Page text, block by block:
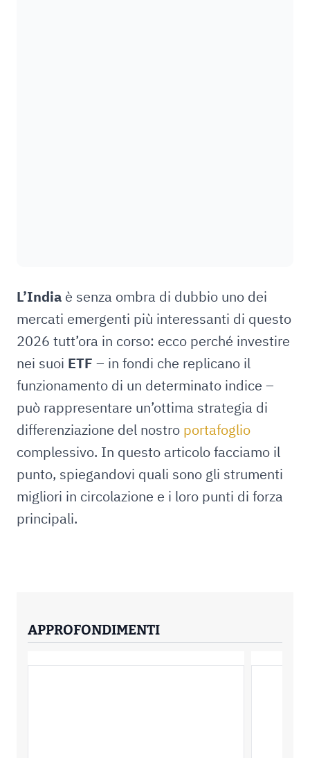
L’India è senza ombra di dubbio uno dei
mercati emergenti più interessanti di questo
2026 tutt’ora in corso: ecco perché investire
nei suoi ETF – in fondi che replicano il
funzionamento di un determinato indice –
può rappresentare un’ottima strategia di
differenziazione del nostro portafoglio
complessivo. In questo articolo facciamo il
punto, spiegandovi quali sono gli strumenti
migliori in circolazione e i loro punti di forza
principali.
APPROFONDIMENTI